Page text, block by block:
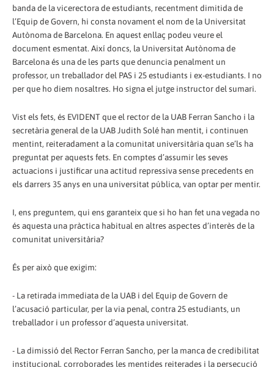
banda de la vicerectora de estudiants, recentment dimitida de
l’Equip de Govern, hi consta novament el nom de la Universitat
Autònoma de Barcelona. En aquest enllaç podeu veure el
document esmentat. Així doncs, la Universitat Autònoma de
Barcelona és una de les parts que denuncia penalment un
professor, un treballador del PAS i 25 estudiants i ex-estudiants. I no
per que ho diem nosaltres. Ho signa el jutge instructor del sumari.
Vist els fets, és EVIDENT que el rector de la UAB Ferran Sancho i la
secretària general de la UAB Judith Solé han mentit, i continuen
mentint, reiteradament a la comunitat universitària quan se’ls ha
preguntat per aquests fets. En comptes d’assumir les seves
actuacions i justificar una actitud repressiva sense precedents en
els darrers 35 anys en una universitat pública, van optar per mentir.
I, ens preguntem, qui ens garanteix que si ho han fet una vegada no
és aquesta una pràctica habitual en altres aspectes d’interès de la
comunitat universitària?
És per això que exigim:
- La retirada immediata de la UAB i del Equip de Govern de
l’acusació particular, per la via penal, contra 25 estudiants, un
treballador i un professor d’aquesta universitat.
- La dimissió del Rector Ferran Sancho, per la manca de credibilitat
institucional, corroborades les mentides reiterades i la persecució